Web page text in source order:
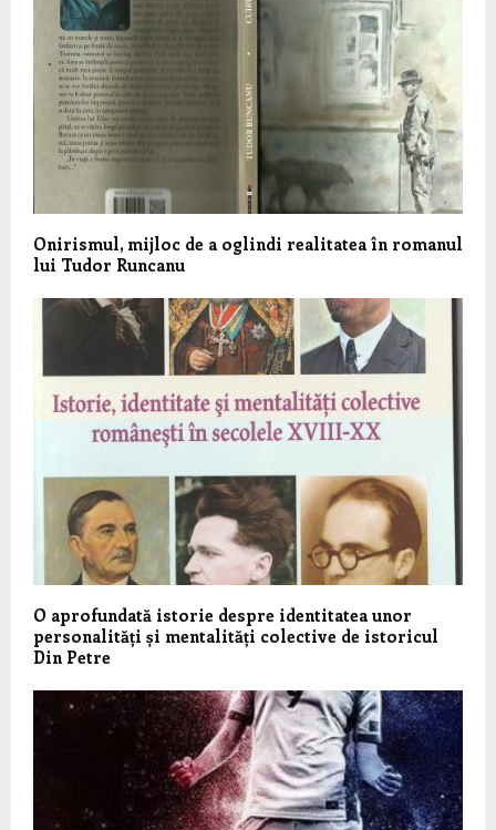
Onirismul, mijloc de a oglindi realitatea în romanul
lui Tudor Runcanu
O aprofundată istorie despre identitatea unor
personalități și mentalități colective de istoricul
Din Petre